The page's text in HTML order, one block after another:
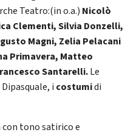
Teatro:(in o.a.) Nicolò
Clementi, Silvia Donzelli,
Magni, Zelia Pelacani
Primavera, Matteo
Santarelli.Le
i costumidi
tono satirico e